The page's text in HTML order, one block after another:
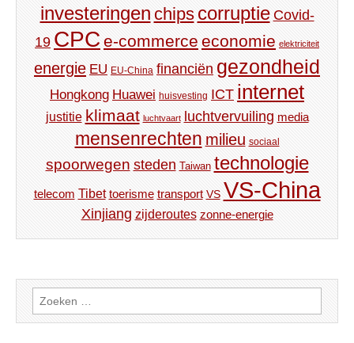
investeringen chips corruptie Covid-
19 CPC e-commerce economie elektriciteit
energie EU EU-China financiën gezondheid
Hongkong Huawei huisvesting ICT internet
justitie klimaat luchtvaart luchtvervuiling media
mensenrechten milieu sociaal
spoorwegen steden Taiwan technologie
telecom Tibet toerisme transport VS VS-China
Xinjiang zijderoutes zonne-energie
Zoeken
naar: